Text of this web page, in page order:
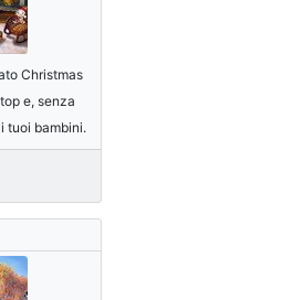
Christmas
e, senza
tuoi bambini.